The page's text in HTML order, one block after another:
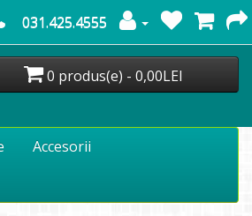
031.425.4555
0 produs(e) - 0,00LEI
Accesorii